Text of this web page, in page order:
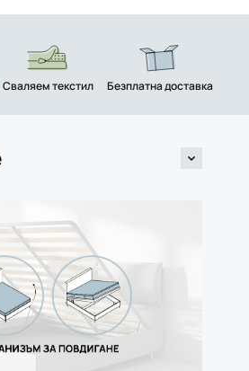
Сваляем текстил Безплатна доставка